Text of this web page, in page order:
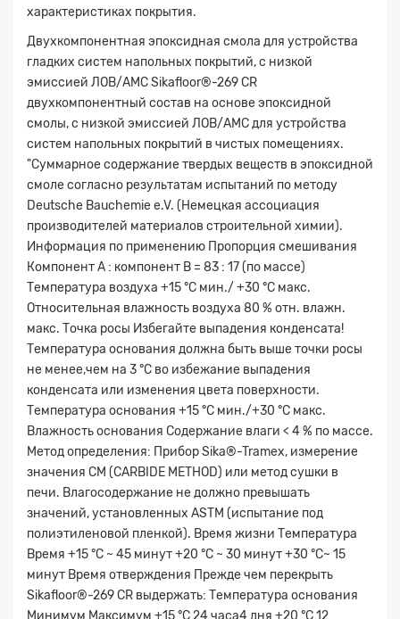
характеристиках покрытия.
Двухкомпонентная эпоксидная смола для устройства
гладких систем напольных покрытий, с низкой
эмиссией ЛОВ/АМС Sikafloor®-269 CR
двухкомпонентный состав на основе эпоксидной
смолы, с низкой эмиссией ЛОВ/АМС для устройства
систем напольных покрытий в чистых помещениях.
"Суммарное содержание твердых веществ в эпоксидной
смоле согласно результатам испытаний по методу
Deutsche Bauchemie e.V. (Немецкая ассоциация
производителей материалов строительной химии).
Информация по применению Пропорция смешивания
Компонент A : компонент B = 83 : 17 (по массе)
Температура воздуха +15 °C мин./ +30 °C макс.
Относительная влажность воздуха 80 % отн. влажн.
макс. Точка росы Избегайте выпадения конденсата!
Температура основания должна быть выше точки росы
не менее,чем на 3 °C во избежание выпадения
конденсата или изменения цвета поверхности.
Температура основания +15 °C мин./+30 °C макс.
Влажность основания Содержание влаги < 4 % по массе.
Метод определения: Прибор Sika®-Tramex, измерение
значения CM (CARBIDE METHOD) или метод сушки в
печи. Влагосодержание не должно превышать
значений, установленных ASTM (испытание под
полиэтиленовой пленкой). Время жизни Температура
Время +15 °C ~ 45 минут +20 °C ~ 30 минут +30 °C~ 15
минут Время отверждения Прежде чем перекрыть
Sikafloor®-269 CR выдержать: Температура основания
Минимум Максимум +15 °C 24 часа4 дня +20 °C 12
Заявка на расчет